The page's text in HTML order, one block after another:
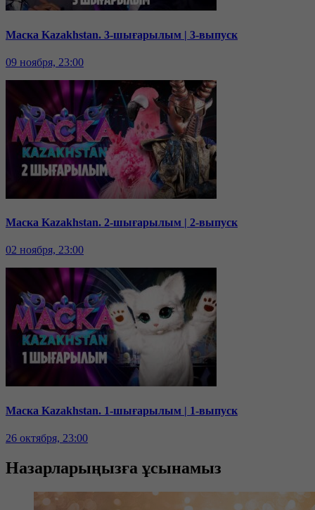
Маска Kazakhstan. 3-шығарылым | 3-выпуск
09 ноября, 23:00
Маска Kazakhstan. 2-шығарылым | 2-выпуск
02 ноября, 23:00
Маска Kazakhstan. 1-шығарылым | 1-выпуск
26 октября, 23:00
Назарларыңызға ұсынамыз